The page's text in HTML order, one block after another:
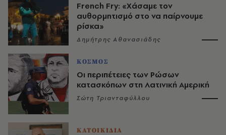
French Fry: «Χάσαμε τον
αυθορμητισμό στο να παίρνουμε
ρίσκα»
Δημήτρης Αθανασιάδης
ΚΟΣΜΟΣ
Οι περιπέτειες των Ρώσων
κατασκόπων στη Λατινική Αμερική
Σώτη Τριανταφύλλου
ΚΑΤΟΙΚΙΔΙΑ